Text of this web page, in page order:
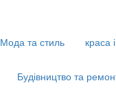
Мода та стиль краса
Будівництво та